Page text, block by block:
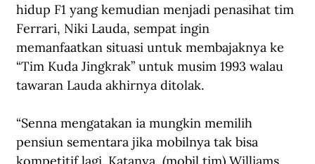
hidup F1 yang kemudian menjadi penasihat tim
Ferrari, Niki Lauda, sempat ingin
memanfaatkan situasi untuk membajaknya ke
“Tim Kuda Jingkrak” untuk musim 1993 walau
tawaran Lauda akhirnya ditolak.
“Senna mengatakan ia mungkin memilih
pensiun sementara jika mobilnya tak bisa
kompetitif lagi. Katanya, (mobil tim) Williams